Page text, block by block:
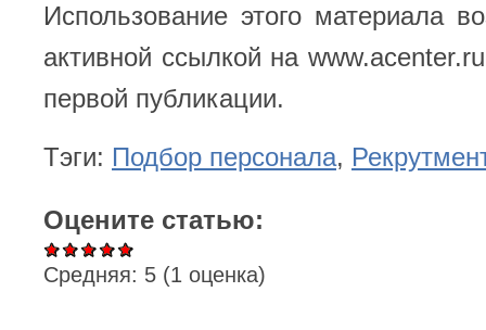
Использование этого материала
активной ссылкой на
первой публикации.
Тэги: Подбор персонала,
Оцените статью:
Средняя: 5 (1 оценка)